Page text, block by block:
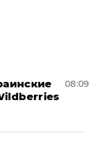
08:09